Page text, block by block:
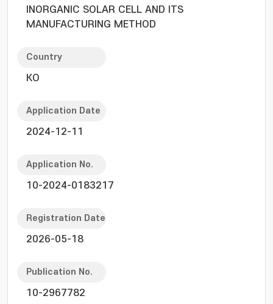
INORGANIC SOLAR CELL AND ITS
MANUFACTURING METHOD
Country
KO
Application Date
2024-12-11
Application No.
10-2024-0183217
Registration Date
2026-05-18
Publication No.
10-2967782